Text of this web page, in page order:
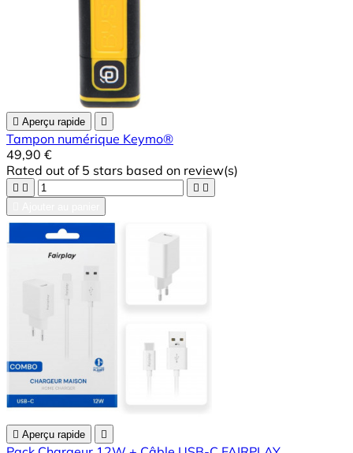
 Aperçu rapide 
Tampon numérique Keymo®
49,90 €
Rated out of 5 stars based on review(s)
   
 Aperçu rapide 